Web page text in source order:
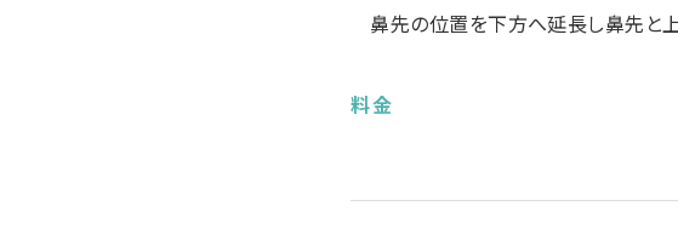
鼻先の位置を下方へ延長し鼻先と
料金